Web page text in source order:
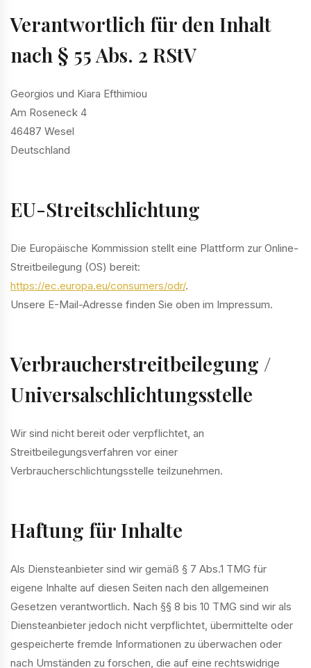
Verantwortlich für den Inhalt
nach § 55 Abs. 2 RStV
Georgios und Kiara Efthimiou
Am Roseneck 4
46487 Wesel
Deutschland
EU-Streitschlichtung
Die Europäische Kommission stellt eine Plattform zur Online-
Streitbeilegung (OS) bereit:
https://ec.europa.eu/consumers/odr/.
Unsere E-Mail-Adresse finden Sie oben im Impressum.
Verbraucherstreitbeilegung /
Universalschlichtungsstelle
Wir sind nicht bereit oder verpflichtet, an
Streitbeilegungsverfahren vor einer
Verbraucherschlichtungsstelle teilzunehmen.
Haftung für Inhalte
Als Diensteanbieter sind wir gemäß § 7 Abs.1 TMG für
eigene Inhalte auf diesen Seiten nach den allgemeinen
Gesetzen verantwortlich. Nach §§ 8 bis 10 TMG sind wir als
Diensteanbieter jedoch nicht verpflichtet, übermittelte oder
gespeicherte fremde Informationen zu überwachen oder
nach Umständen zu forschen, die auf eine rechtswidrige